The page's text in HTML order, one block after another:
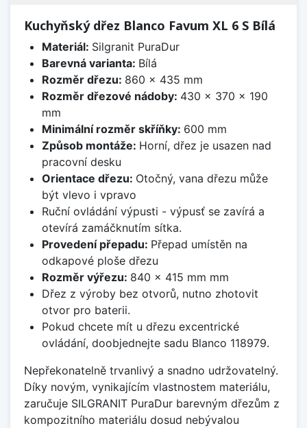
Kuchyňský dřez Blanco Favum XL 6 S Bílá
Materiál: Silgranit PuraDur
Barevná varianta: Bílá
Rozměr dřezu: 860 x 435 mm
Rozměr dřezové nádoby: 430 x 370 x 190
mm
Minimální rozměr skříňky: 600 mm
Způsob montáže: Horní, dřez je usazen nad
pracovní desku
Orientace dřezu: Otočný, vana dřezu může
být vlevo i vpravo
Ruční ovládání výpusti - výpusť se zavírá a
otevírá zamáčknutím sítka.
Provedení přepadu: Přepad umístěn na
odkapové ploše dřezu
Rozměr výřezu: 840 x 415 mm mm
Dřez z výroby bez otvorů, nutno zhotovit
otvor pro baterii.
Pokud chcete mít u dřezu excentrické
ovládání, doobjednejte sadu Blanco 118979.
Nepřekonatelně trvanlivý a snadno udržovatelný.
Díky novým, vynikajícím vlastnostem materiálu,
zaručuje SILGRANIT PuraDur barevným dřezům z
kompozitního materiálu dosud nebývalou